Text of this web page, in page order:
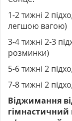
1-2 тижні 2
легшою вагою)
3-4 тижні 2-3
розминки)
5-6 тижні 2
7-8 тижні 2
Віджимання
гімнастичний